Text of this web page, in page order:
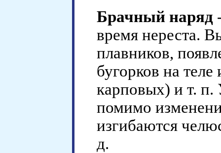
Брачный наряд
время нереста.
плавников,
бугорков на
карповых) и т.
помимо
изгибаются
д.